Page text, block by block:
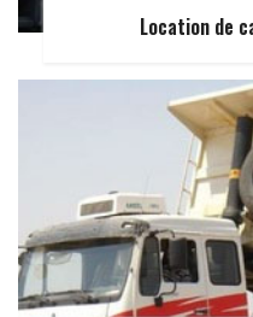
Location de